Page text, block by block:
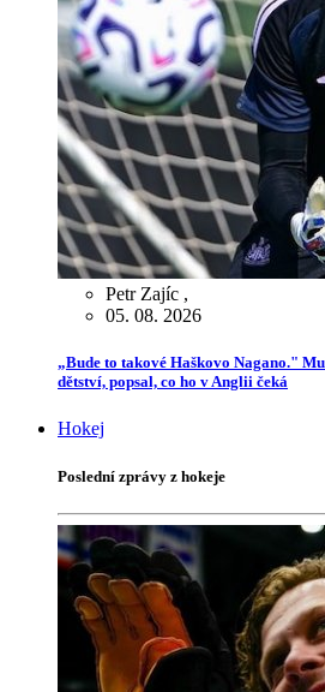
Petr Zajíc ,
05. 08. 2026
„Bude to takové Haškovo Nagano."
dětství, popsal, co ho v Anglii čeká
Hokej
Poslední zprávy z hokeje